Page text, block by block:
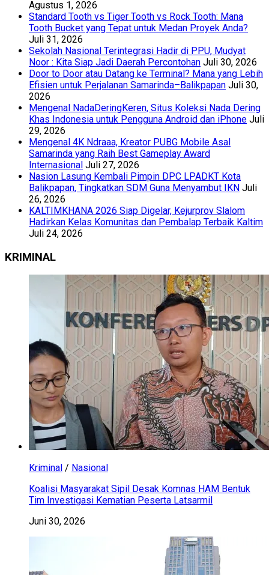
Agustus 1, 2026
Standard Tooth vs Tiger Tooth vs Rock Tooth: Mana
Tooth Bucket yang Tepat untuk Medan Proyek Anda?
Juli 31, 2026
Sekolah Nasional Terintegrasi Hadir di PPU, Mudyat
Noor : Kita Siap Jadi Daerah Percontohan Juli 30, 2026
Door to Door atau Datang ke Terminal? Mana yang Lebih
Efisien untuk Perjalanan Samarinda–Balikpapan Juli 30,
2026
Mengenal NadaDeringKeren, Situs Koleksi Nada Dering
Khas Indonesia untuk Pengguna Android dan iPhone Juli
29, 2026
Mengenal 4K Ndraaa, Kreator PUBG Mobile Asal
Samarinda yang Raih Best Gameplay Award
Internasional Juli 27, 2026
Nasion Lasung Kembali Pimpin DPC LPADKT Kota
Balikpapan, Tingkatkan SDM Guna Menyambut IKN Juli
26, 2026
KALTIMKHANA 2026 Siap Digelar, Kejurprov Slalom
Hadirkan Kelas Komunitas dan Pembalap Terbaik Kaltim
Juli 24, 2026
KRIMINAL
Kriminal / Nasional
Koalisi Masyarakat Sipil Desak Komnas HAM Bentuk
Tim Investigasi Kematian Peserta Latsarmil
Juni 30, 2026